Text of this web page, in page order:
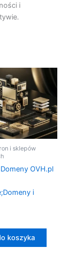
i
i sklepów
OVH.pl
i
koszyka